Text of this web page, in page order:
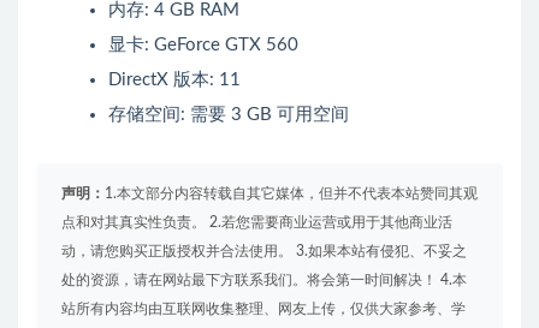
内存: 4 GB RAM
显卡: GeForce GTX 560
DirectX 版本: 11
存储空间: 需要 3 GB 可用空间
声明： 1.本文部分内容转载自其它媒体，但并不代表本站赞同其观
点和对其真实性负责。 2.若您需要商业运营或用于其他商业活
动，请您购买正版授权并合法使用。 3.如果本站有侵犯、不妥之
处的资源，请在网站最下方联系我们。将会第一时间解决！ 4.本
站所有内容均由互联网收集整理、网友上传，仅供大家参考、学